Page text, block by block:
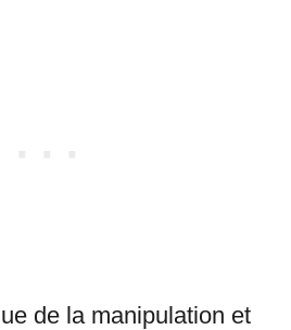
de la manipulation et